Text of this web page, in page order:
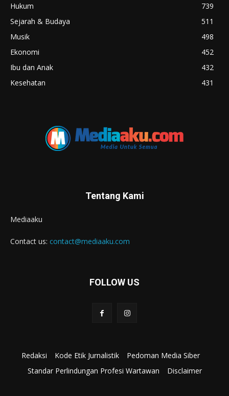
Hukum
739
Sejarah & Budaya
511
Musik
498
Ekonomi
452
Ibu dan Anak
432
Kesehatan
431
Tentang Kami
Mediaaku
Contact us: contact@mediaaku.com
FOLLOW US
Redaksi Kode Etik Jurnalistik
Pedoman Media Siber
Standar Perlindungan Profesi Wartawan
Disclaimer